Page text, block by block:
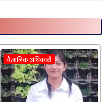
वैज्ञानिक अधिकारी